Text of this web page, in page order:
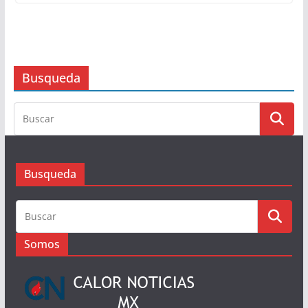
Busqueda
Busqueda
Somos